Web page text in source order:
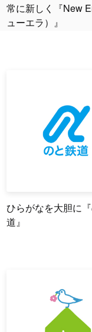
常に新しく『New
ューエラ）』
ひらがなを大胆に
道』